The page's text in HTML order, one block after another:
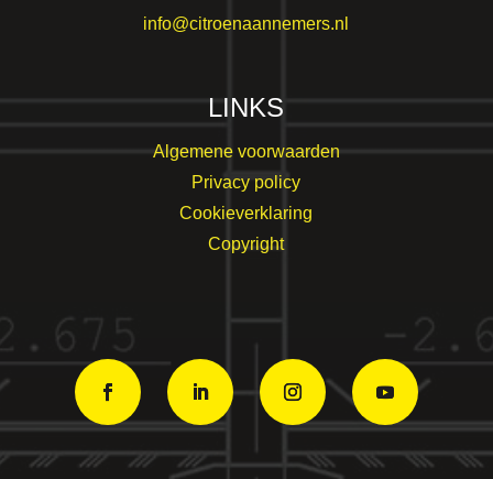
info@citroenaannemers.nl
LINKS
Algemene voorwaarden
Privacy policy
Cookieverklaring
Copyright